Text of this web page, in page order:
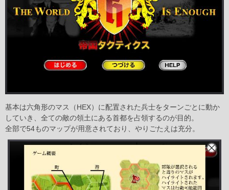
基本は六角形のマス（HEX）に配置された兵士をターンごとに動か
していき、全ての敵の領土にある首都を占領するのが目的。
全部で54ものマップが用意されており、やりごたえは充分。